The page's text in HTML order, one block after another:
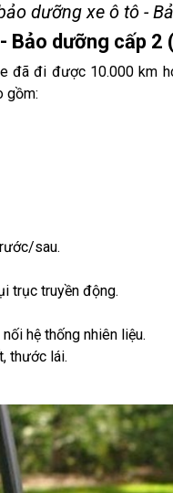
dưỡng xe ô tô -
Bảo dưỡng cấp 2
đã đi được 10.000 km
gồm:
sau.
trục truyền động.
hệ thống nhiên liệu.
thước lái.